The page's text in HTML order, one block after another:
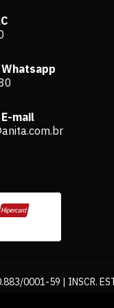
mail
0001-59 | INSCR.